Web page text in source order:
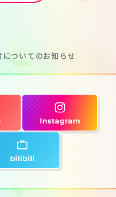
ついてのお知らせ